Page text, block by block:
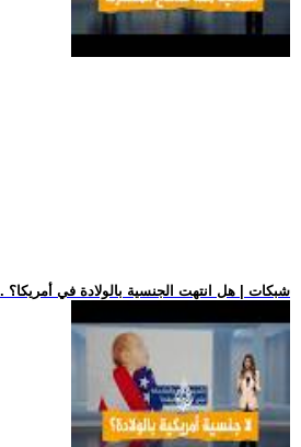
.. شبكات | هل انتهت الجنسية بالولادة في أمريكا؟